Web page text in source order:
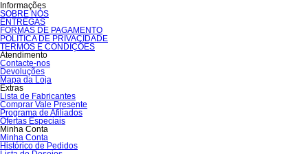
Informações
SOBRE NÓS
ENTREGAS
FORMAS DE PAGAMENTO
POLÍTICA DE PRIVACIDADE
TERMOS E CONDIÇÕES
Atendimento
Contacte-nos
Devoluções
Mapa da Loja
Extras
Lista de Fabricantes
Comprar Vale Presente
Programa de Afiliados
Ofertas Especiais
Minha Conta
Minha Conta
Histórico de Pedidos